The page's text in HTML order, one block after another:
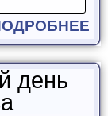
день